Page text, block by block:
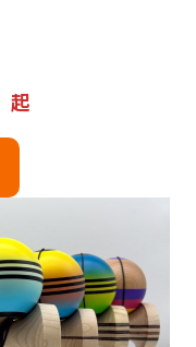
起